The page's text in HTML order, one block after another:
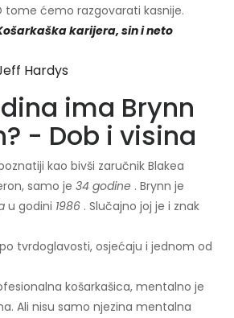
tome ćemo razgovarati kasnije.
karijera, sin i neto
Hardys
ima Brynn
- Dob i visina
kao bivši zaručnik Blakea
samo je 34 godine . Brynn je
u godini 1986 . Slučajno joj je i znak
tvrdoglavosti, osjećaju i jednom od
košarkašica, mentalno je
Ali nisu samo njezina mentalna